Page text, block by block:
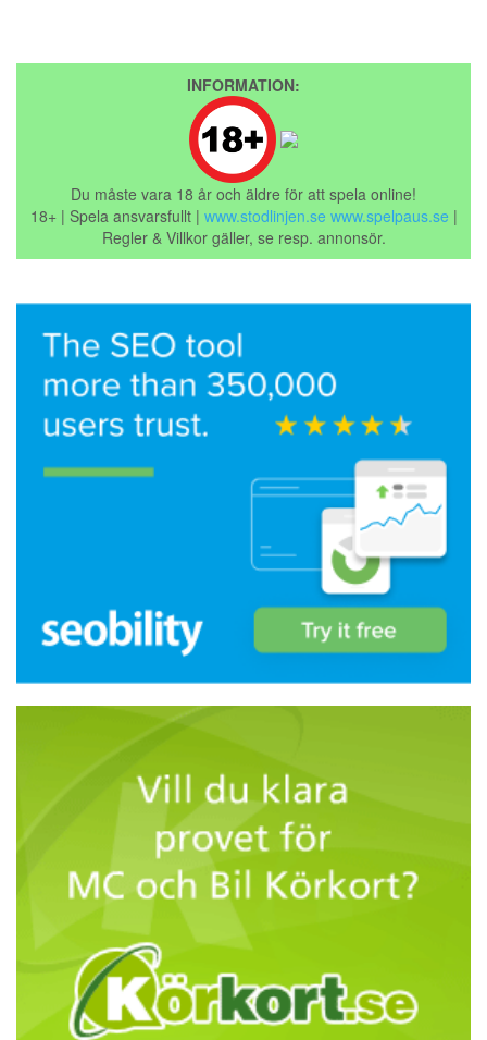
INFORMATION:
Du måste vara 18 år och äldre för att spela online!
18+ | Spela ansvarsfullt | www.stodlinjen.se www.spelpaus.se |
Regler & Villkor gäller, se resp. annonsör.